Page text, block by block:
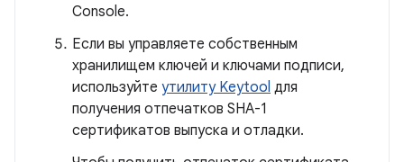
Console.
Если вы управляете собственным
хранилищем ключей и ключами подписи,
используйте утилиту Keytool для
получения отпечатков SHA-1
сертификатов выпуска и отладки.